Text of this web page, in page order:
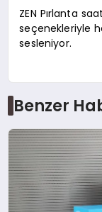
ZEN Pırlanta
seçenekleriyle
sesleniyor.
Benzer